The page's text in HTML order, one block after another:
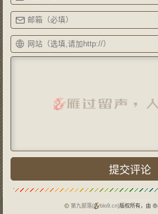
第九部落( blo9.cn)版权所有，由